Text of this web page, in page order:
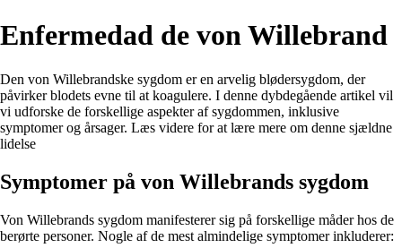
Enfermedad de von Willebrand
Den von Willebrandske sygdom er en arvelig blødersygdom, der
påvirker blodets evne til at koagulere. I denne dybdegående artikel vil
vi udforske de forskellige aspekter af sygdommen, inklusive
symptomer og årsager. Læs videre for at lære mere om denne sjældne
lidelse
Symptomer på von Willebrands sygdom
Von Willebrands sygdom manifesterer sig på forskellige måder hos de
berørte personer. Nogle af de mest almindelige symptomer inkluderer: